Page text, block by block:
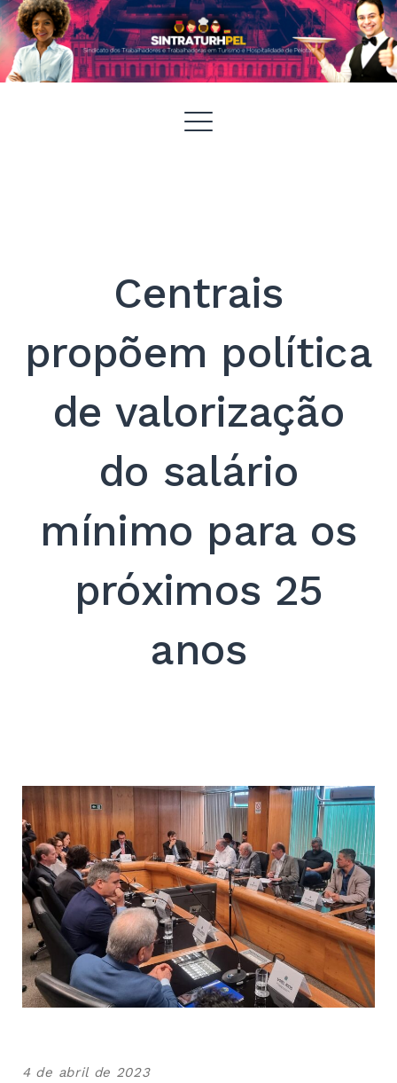
SintraturhPEL
Centrais
propõem política
de valorização
do salário
mínimo para os
próximos 25
anos
4 de abril de 2023